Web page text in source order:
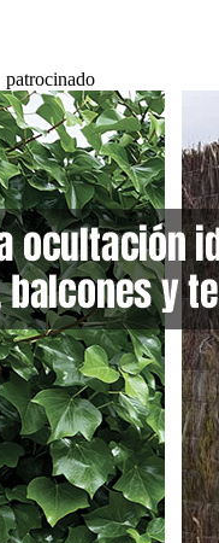
patrocinado